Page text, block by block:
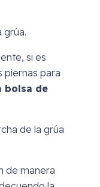
grúa.
si es
piernas para
bolsa de
de la grúa
de manera